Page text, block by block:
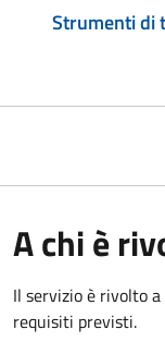
Strumenti di
A chi è
Il servizio è rivolto
requisiti previsti.